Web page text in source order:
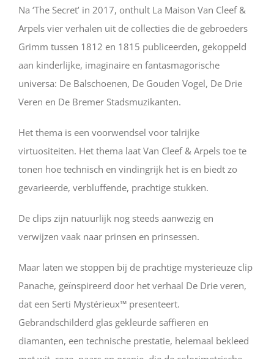
Na ‘The Secret’ in 2017, onthult La Maison Van Cleef &
Arpels vier verhalen uit de collecties die de gebroeders
Grimm tussen 1812 en 1815 publiceerden, gekoppeld
aan kinderlijke, imaginaire en fantasmagorische
universa: De Balschoenen, De Gouden Vogel, De Drie
Veren en De Bremer Stadsmuzikanten.
Het thema is een voorwendsel voor talrijke
virtuositeiten. Het thema laat Van Cleef & Arpels toe te
tonen hoe technisch en vindingrijk het is en biedt zo
gevarieerde, verbluffende, prachtige stukken.
De clips zijn natuurlijk nog steeds aanwezig en
verwijzen vaak naar prinsen en prinsessen.
Maar laten we stoppen bij de prachtige mysterieuze clip
Panache, geïnspireerd door het verhaal De Drie veren,
dat een Serti Mystérieux™ presenteert.
Gebrandschilderd glas gekleurde saffieren en
diamanten, een technische prestatie, helemaal bekleed